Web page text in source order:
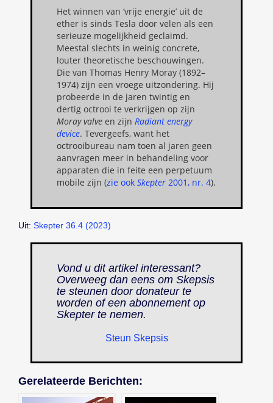
Het winnen van ‘vrije energie’ uit de
ether is sinds Tesla door velen als een
serieuze mogelijkheid geclaimd.
Meestal slechts in weinig concrete,
louter theoretische beschouwingen.
Die van Thomas Henry Moray (1892–
1974) zijn een vroege uitzondering. Hij
probeerde in de jaren twintig en
dertig octrooi te verkrijgen op zijn
Moray valve en zijn Radiant energy
device. Tevergeefs, want het
octrooibureau nam toen al jaren geen
aanvragen meer in behandeling voor
apparaten die in feite een perpetuum
mobile zijn (zie ook Skepter 2001, nr. 4).
Uit: Skepter 36.4 (2023)
Vond u dit artikel interessant?
Overweeg dan eens om Skepsis
te steunen door donateur te
worden of een abonnement op
Skepterte nemen.
Steun Skepsis
Gerelateerde Berichten: